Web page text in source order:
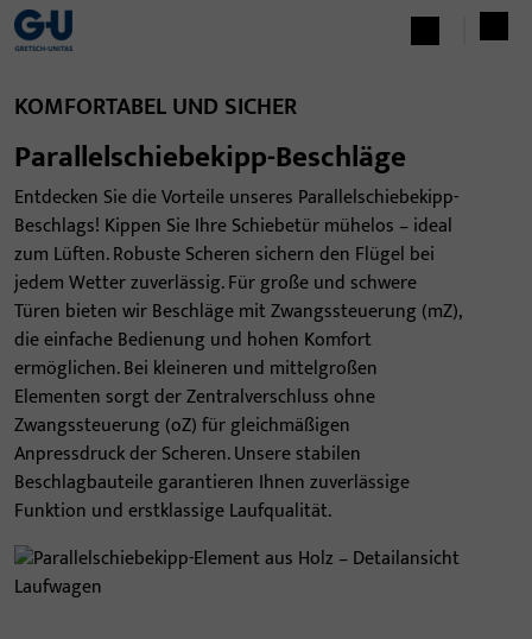
KOMFORTABEL UND SICHER
Parallelschiebekipp-Beschläge
Entdecken Sie die Vorteile unseres Parallelschiebekipp-
Beschlags! Kippen Sie Ihre Schiebetür mühelos – ideal
zum Lüften. Robuste Scheren sichern den Flügel bei
jedem Wetter zuverlässig. Für große und schwere
Türen bieten wir Beschläge mit Zwangssteuerung (mZ),
die einfache Bedienung und hohen Komfort
ermöglichen. Bei kleineren und mittelgroßen
Elementen sorgt der Zentralverschluss ohne
Zwangssteuerung (oZ) für gleichmäßigen
Anpressdruck der Scheren. Unsere stabilen
Beschlagbauteile garantieren Ihnen zuverlässige
Funktion und erstklassige Laufqualität.